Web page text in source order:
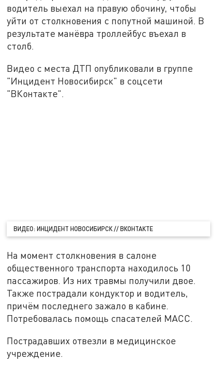
водитель выехал на правую обочину, чтобы
уйти от столкновения с попутной машиной. В
результате манёвра троллейбус въехал в
столб.
Видео с места ДТП опубликовали в группе
"Инцидент Новосибирск" в соцсети
"ВКонтакте".
ВИДЕО: ИНЦИДЕНТ НОВОСИБИРСК // ВКОНТАКТЕ
На момент столкновения в салоне
общественного транспорта находилось 10
пассажиров. Из них травмы получили двое.
Также пострадали кондуктор и водитель,
причём последнего зажало в кабине.
Потребовалась помощь спасателей МАСС.
Пострадавших отвезли в медицинское
учреждение.